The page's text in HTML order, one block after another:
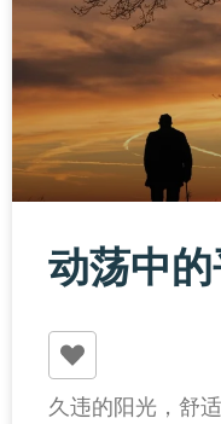
动荡中
久违的阳光，舒